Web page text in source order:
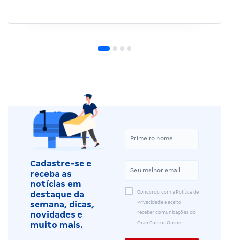
Cadastre-se e
receba as
notícias em
destaque da
semana, dicas,
novidades e
muito mais.
Concordo com a Política de
Privacidade e aceito
receber comunicações do
Gran Cursos Online.